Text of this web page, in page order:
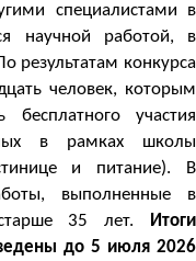
специалистами в
научной работой, в
результатам конкурса
человек, которым
бесплатного участия
в рамках школы
и питание). В
выполненные в
старше 35 лет.
Итоги
до 5 июля 2026